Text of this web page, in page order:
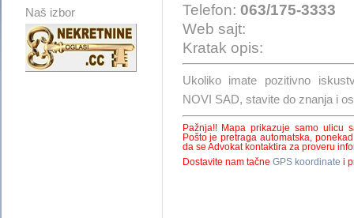
Naš izbor
Telefon: 063/175-3333
Web sajt:
Kratak opis:
Ukoliko imate pozitivno
NOVI SAD, stavite do znanja i
Pažnja!! Mapa prikazuje samo ulicu
Pošto je pretraga automatska,
da se Advokat kontaktira za proveru
Dostavite nam tačne GPS koordinate i